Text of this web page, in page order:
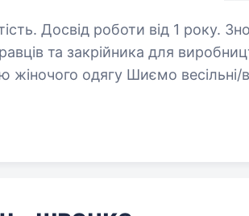
роботи від 1 року. Знов розширюємося, шукаємо
та закрійника для
весільні/вечірні та класичні сукні,